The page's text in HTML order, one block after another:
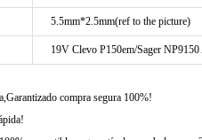
5.5mm*2.5mm(ref to the picture)
19V Clevo P150em/Sager
compra segura 100%!